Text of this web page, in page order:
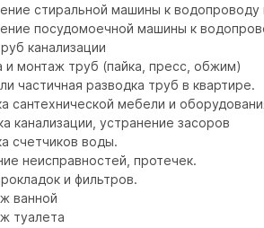
стиральной машины к водопроводу
посудомоечной машины к
канализации
и монтаж труб (пайка, пресс, обжим)
частичная разводка труб в квартире.
сантехнической мебели и
канализации, устранение засоров
счетчиков воды.
неисправностей, протечек.
и фильтров.
ванной
туалета